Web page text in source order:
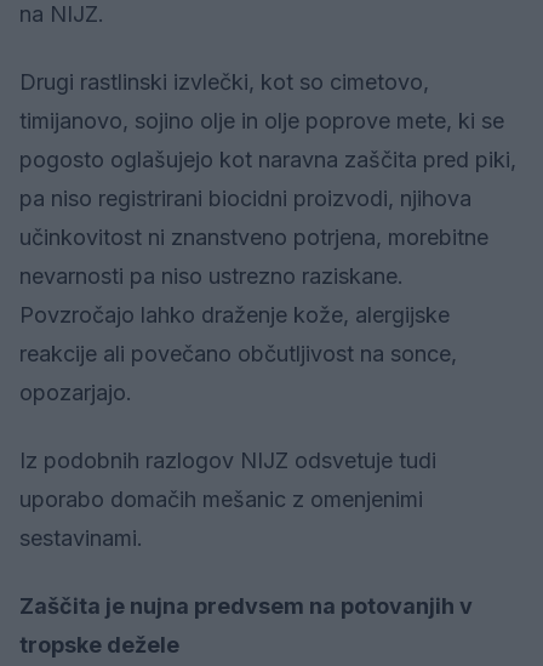
na NIJZ.
Drugi rastlinski izvlečki, kot so cimetovo,
timijanovo, sojino olje in olje poprove mete, ki se
pogosto oglašujejo kot naravna zaščita pred piki,
pa niso registrirani biocidni proizvodi, njihova
učinkovitost ni znanstveno potrjena, morebitne
nevarnosti pa niso ustrezno raziskane.
Povzročajo lahko draženje kože, alergijske
reakcije ali povečano občutljivost na sonce,
opozarjajo.
Iz podobnih razlogov NIJZ odsvetuje tudi
uporabo domačih mešanic z omenjenimi
sestavinami.
Zaščita je nujna predvsem na potovanjih v
tropske dežele